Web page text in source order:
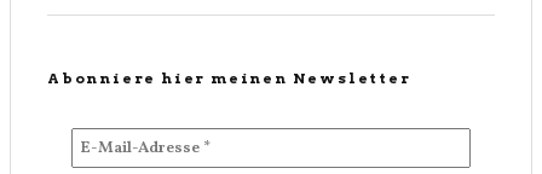
Abonniere hier meinen Newsletter